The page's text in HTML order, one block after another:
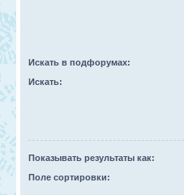
Искать в подфорумах:
Искать:
Показывать результаты как:
Поле сортировки: